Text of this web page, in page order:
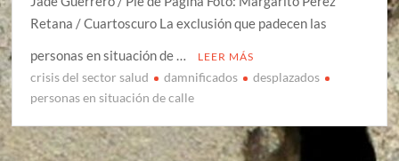
Retana / Cuartoscuro La exclusión que padecen las
personas en situación de …
LEER MÁS
crisis del sector salud damnificados
desplazados
personas en situación de calle